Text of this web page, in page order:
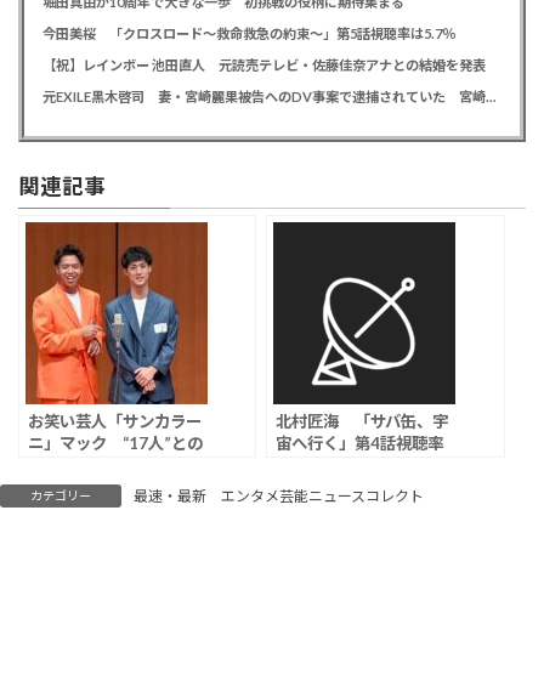
今田美桜 「クロスロード～救命救急の約束～」第5話視聴率は5.7％
【祝】レインボー 池田直人 元読売テレビ・佐藤佳奈アナとの結婚を発表
元EXILE黒木啓司 妻・宮崎麗果被告へのDV事案で逮捕されていた 宮崎は全身打撲、頭部裂傷及び打撲、頸部損傷の怪我
関連記事
お笑い芸人「サンカラー
ニ」マック “17人”との
に別れた彼女が告発「決
して許せる心境ではな
北村匠海 「サバ缶、宇
宙へ行く」第4話視聴率
カテゴリー 最速・最新 エンタメ芸能ニュースコレクト